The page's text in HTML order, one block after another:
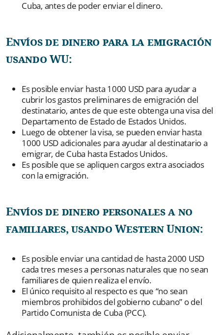
Cuba, antes de poder enviar el dinero.
Envíos de dinero para la emigración
usando WU:
Es posible enviar hasta 1000 USD para ayudar a
cubrir los gastos preliminares de emigración del
destinatario, antes de que este obtenga una visa del
Departamento de Estado de Estados Unidos.
Luego de obtener la visa, se pueden enviar hasta
1000 USD adicionales para ayudar al destinatario a
emigrar, de Cuba hasta Estados Unidos.
Es posible que se apliquen cargos extra asociados
con la emigración.
Envíos de dinero personales a no
familiares, usando Western Union:
Es posible enviar una cantidad de hasta 2000 USD
cada tres meses a personas naturales que no sean
familiares de quien realiza el envío.
El único requisito al respecto es que “no sean
miembros prohibidos del gobierno cubano” o del
Partido Comunista de Cuba (PCC).